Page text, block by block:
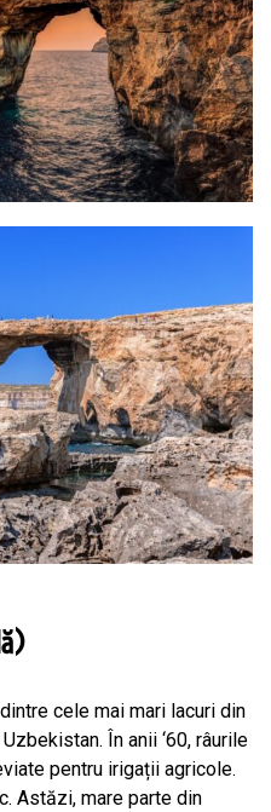
cele mai mari lacuri din
În anii ‘60, râurile
pentru irigații agricole.
Astăzi, mare parte din